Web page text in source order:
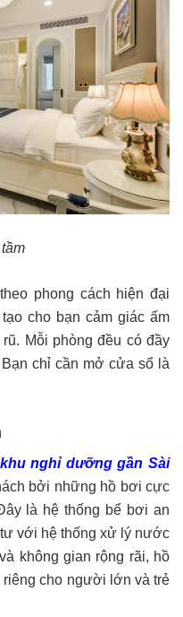
phong cách hiện đại
cho bạn cảm giác ấm
Mỗi phòng đều có đầy
chỉ cần mở cửa sổ là
khu nghỉ dưỡng gần Sài
bởi những hồ bơi cực
là hệ thống bể bơi an
với hệ thống xử lý nước
không gian rộng rãi, hồ
cho người lớn và trẻ